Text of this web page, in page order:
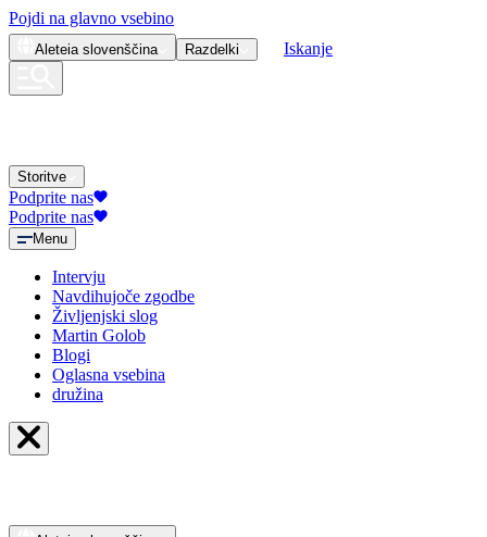
Pojdi na glavno vsebino
Aleteia slovenščina Razdelki Iskanje
Storitve
Podprite nas
Podprite nas
Menu
Intervju
Navdihujoče zgodbe
Življenjski slog
Martin Golob
Blogi
Oglasna vsebina
družina